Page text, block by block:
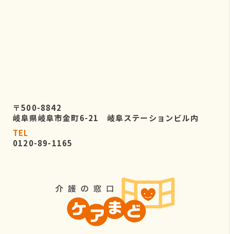
〒500-8842
岐阜県岐阜市金町6-21 岐阜ステーションビル内
TEL
0120-89-1165